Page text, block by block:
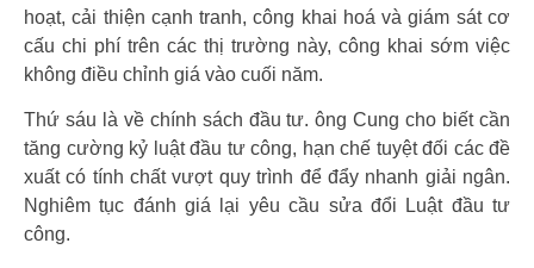
hoạt, cải thiện cạnh tranh, công khai hoá và giám sát cơ
cấu chi phí trên các thị trường này, công khai sớm việc
không điều chỉnh giá vào cuối năm.
Thứ sáu là về chính sách đầu tư. ông Cung cho biết cần
tăng cường kỷ luật đầu tư công, hạn chế tuyệt đối các đề
xuất có tính chất vượt quy trình để đẩy nhanh giải ngân.
Nghiêm tục đánh giá lại yêu cầu sửa đổi Luật đầu tư
công.